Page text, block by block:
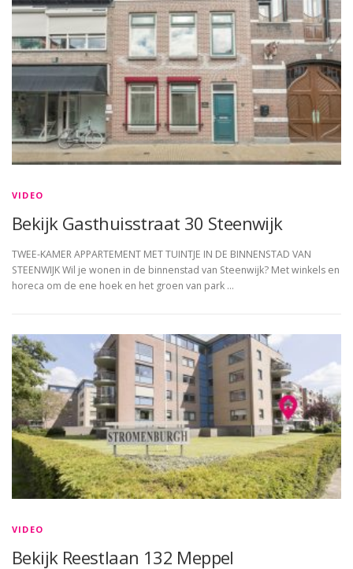
VIDEO
Bekijk Gasthuisstraat 30 Steenwijk
TWEE-KAMER APPARTEMENT MET TUINTJE IN DE BINNENSTAD VAN
STEENWIJK Wil je wonen in de binnenstad van Steenwijk? Met winkels en
horeca om de ene hoek en het groen van park …
VIDEO
Bekijk Reestlaan 132 Meppel